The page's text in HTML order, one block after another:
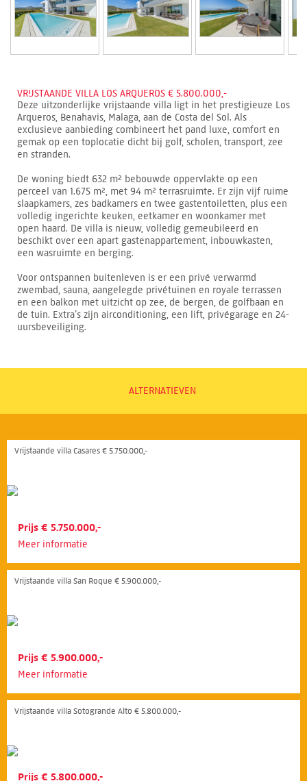
VRIJSTAANDE VILLA LOS ARQUEROS € 5.800.000,-
Deze uitzonderlijke vrijstaande villa ligt in het prestigieuze Los
Arqueros, Benahavis, Malaga, aan de Costa del Sol. Als
exclusieve aanbieding combineert het pand luxe, comfort en
gemak op een toplocatie dicht bij golf, scholen, transport, zee
en stranden.
De woning biedt 632 m² bebouwde oppervlakte op een
perceel van 1.675 m², met 94 m² terrasruimte. Er zijn vijf ruime
slaapkamers, zes badkamers en twee gastentoiletten, plus een
volledig ingerichte keuken, eetkamer en woonkamer met
open haard. De villa is nieuw, volledig gemeubileerd en
beschikt over een apart gastenappartement, inbouwkasten,
een wasruimte en berging.
Voor ontspannen buitenleven is er een privé verwarmd
zwembad, sauna, aangelegde privétuinen en royale terrassen
en een balkon met uitzicht op zee, de bergen, de golfbaan en
de tuin. Extra’s zijn airconditioning, een lift, privégarage en 24-
uursbeveiliging.
ALTERNATIEVEN
Vrijstaande villa Casares € 5.750.000,-
Prijs € 5.750.000,-
Meer informatie
Vrijstaande villa San Roque € 5.900.000,-
Prijs € 5.900.000,-
Meer informatie
Vrijstaande villa Sotogrande Alto € 5.800.000,-
Prijs € 5.800.000,-